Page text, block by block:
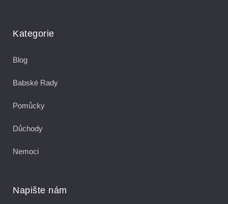
Kategorie
Blog
Babské Rady
Pomůcky
Důchody
Nemoci
Napište nám